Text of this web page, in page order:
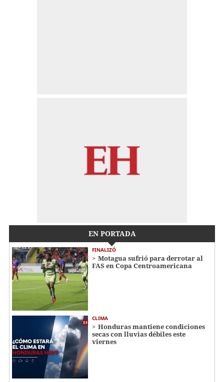
EN PORTADA
FINALIZÓ
Motagua sufrió para derrotar al
FAS en Copa Centroamericana
CLIMA
Honduras mantiene condiciones
secas con lluvias débiles este
viernes